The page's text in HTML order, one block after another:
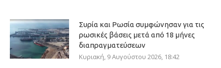
Συρία και Ρωσία συμφώνησαν για τις
ρωσικές βάσεις μετά από 18 μήνες
διαπραγματεύσεων
Κυριακή, 9 Αυγούστου 2026, 18:42